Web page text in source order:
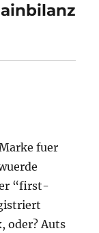
fuer
“first-
oder? Auts